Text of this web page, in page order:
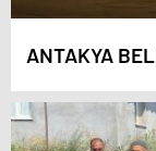
ANTAKYA